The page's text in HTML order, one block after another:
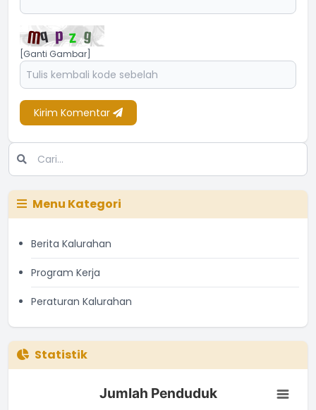
[Ganti Gambar]
Kirim Komentar
Menu Kategori
Berita Kalurahan
Program Kerja
Peraturan Kalurahan
Statistik
Jumlah Penduduk
Bar chart with 3 bars.Jumlah Penduduk